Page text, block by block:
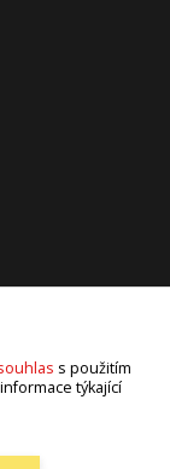
s použitím
týkající